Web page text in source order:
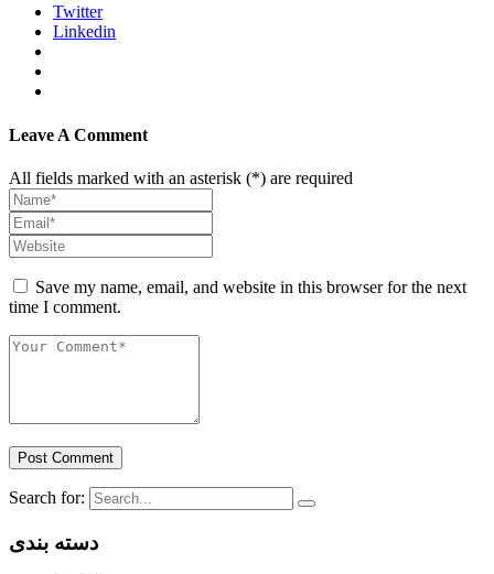
Twitter
Linkedin
Leave A Comment
All fields marked with an asterisk (*) are required
Save my name, email, and website in this browser for the next
time I comment.
Post Comment
Search for:
دسته بندی